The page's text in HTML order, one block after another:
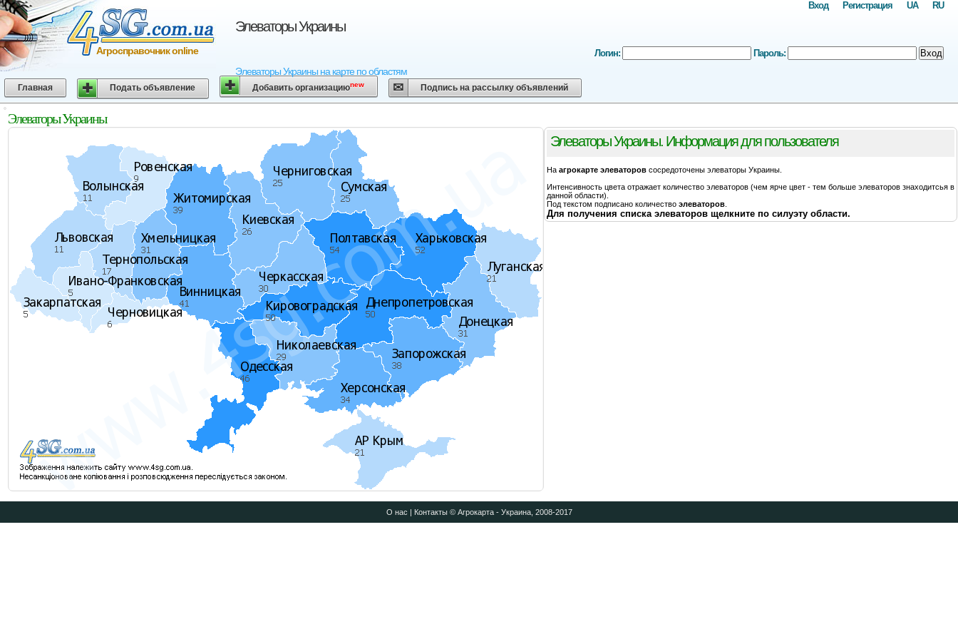
Элеваторы Украины
Элеваторы Украины на карте по областям
Агросправочник online
RU
UA
Регистрация
Вход
Логин: Пароль: Вход
Главная Подать объявление Добавить организациюnew Подпись на рассылку объявлений
Элеваторы Украины
Элеваторы Украины. Информация для пользователя
На агрокарте элеваторов сосредоточены элеваторы Украины.
Интенсивность цвета отражает количество элеваторов (чем ярче цвет - тем больше элеваторов знаходитсья в
данной области).
Под текстом подписано количество элеваторов
Для получения списка элеваторов щелкните по силуэту области.
О нас | Контакты© Агрокарта - Украина, 2008-2017